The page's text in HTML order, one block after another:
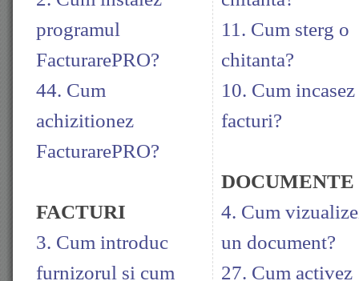
programul
FacturarePRO?
44. Cum
achizitionez
FacturarePRO?
FACTURI
3. Cum introduc
furnizorul si cum
11. Cum sterg o
chitanta?
10. Cum incasez
facturi?
DOCUMENTE
4. Cum
un document?
27. Cum activez